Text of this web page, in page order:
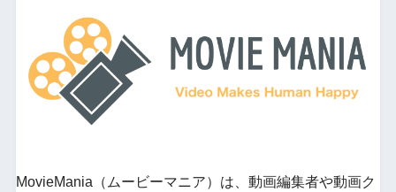
MovieMania（ムービーマニア）は、動画編集者や動画ク